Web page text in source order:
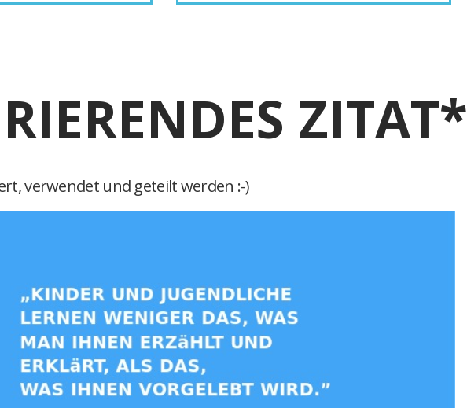
ZITAT*
verwendet und geteilt werden :-)